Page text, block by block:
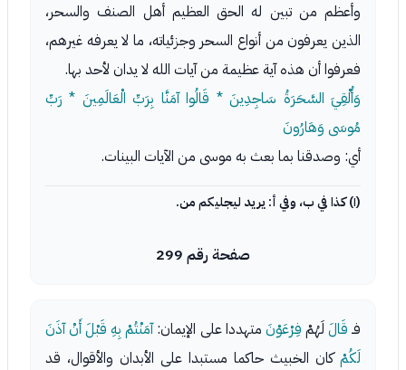
وأعظم من تبين له الحق العظيم أهل الصنف والسحر،
الذين يعرفون من أنواع السحر وجزئياته، ما لا يعرفه غيرهم،
فعرفوا أن هذه آية عظيمة من آيات الله لا يدان لأحد بها.
وَأُلْقِيَ السَّحَرَةُ سَاجِدِينَ * قَالُوا آمَنَّا بِرَبِّ الْعَالَمِينَ * رَبِّ
مُوسَى وَهَارُونَ
أي: وصدقنا بما بعث به موسى من الآيات البينات.
(١) كذا في ب، وفي أ: يريد ليجليكم من.
صفحة رقم 299
فـ قَالَ لَهُمْ فِرْعَوْنَ متهددا على الإيمان:آمَنْتُمْ بِهِ قَبْلَ أَنْ آذَنَ
لَكُمْ كان الخبيث حاكما مستبدا على الأبدان والأقوال، قد